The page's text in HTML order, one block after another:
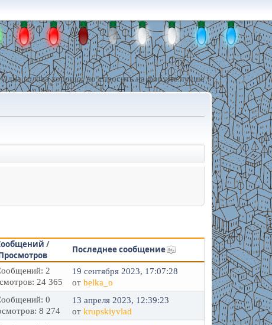
Одна голова хорошо, но спросить на форуме лучше !
/
Последнее сообщение
2
24 365
19 сентября 2023, 17:07:28
отbelka_o
0
8 274
13 апреля 2023, 12:39:23
отkrupskiyvlad